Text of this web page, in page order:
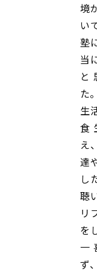
境
い
塾
当
と
た
生
食
え
達
し
聴
リ
を
一
ず